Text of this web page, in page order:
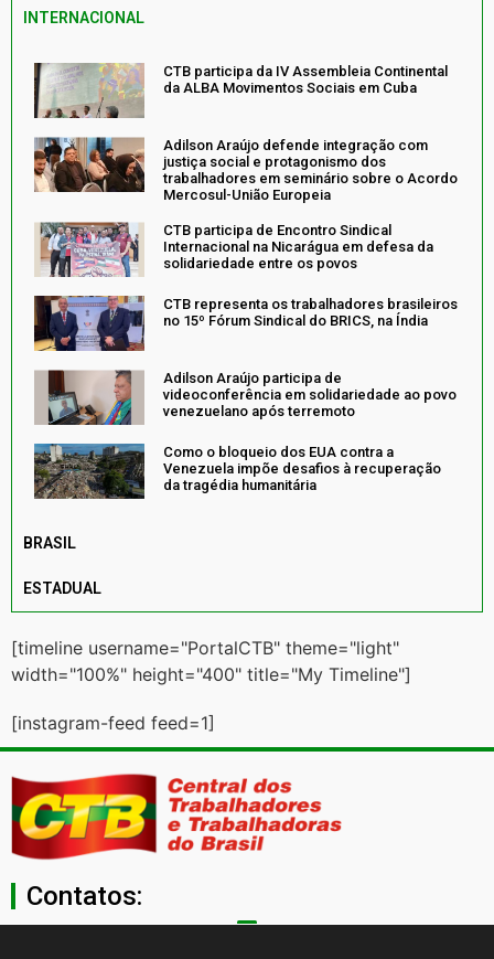
INTERNACIONAL
CTB participa da IV Assembleia Continental
da ALBA Movimentos Sociais em Cuba
Adilson Araújo defende integração com
justiça social e protagonismo dos
trabalhadores em seminário sobre o Acordo
Mercosul-União Europeia
CTB participa de Encontro Sindical
Internacional na Nicarágua em defesa da
solidariedade entre os povos
CTB representa os trabalhadores brasileiros
no 15º Fórum Sindical do BRICS, na Índia
Adilson Araújo participa de
videoconferência em solidariedade ao povo
venezuelano após terremoto
Como o bloqueio dos EUA contra a
Venezuela impõe desafios à recuperação
da tragédia humanitária
BRASIL
ESTADUAL
[timeline username="PortalCTB" theme="light"
width="100%" height="400" title="My Timeline"]
[instagram-feed feed=1]
Contatos: